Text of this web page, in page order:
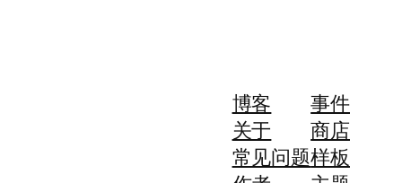
博客
关于
常见问题
事件
商店
样板